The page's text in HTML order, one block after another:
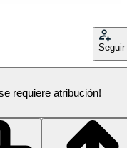
Seguir
requiere atribución!